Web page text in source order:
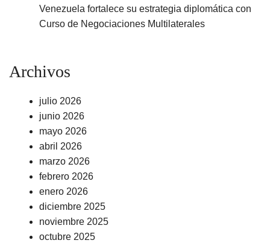
Venezuela fortalece su estrategia diplomática con
Curso de Negociaciones Multilaterales
Archivos
julio 2026
junio 2026
mayo 2026
abril 2026
marzo 2026
febrero 2026
enero 2026
diciembre 2025
noviembre 2025
octubre 2025